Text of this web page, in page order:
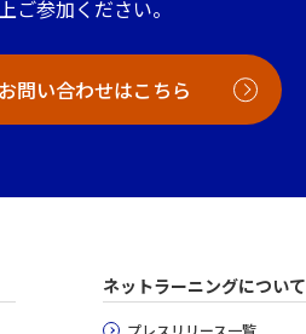
参加ください。
お問い合わせはこちら
ネットラーニングについて
プレスリリース一覧